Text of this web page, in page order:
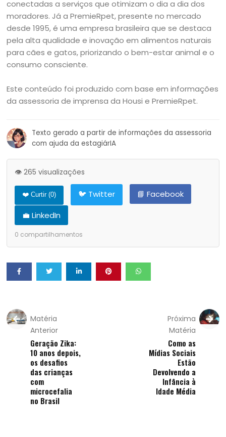
conectadas a serviços que otimizam o dia a dia dos
moradores. Já a PremieRpet, presente no mercado
desde 1995, é uma empresa brasileira que se destaca
pela alta qualidade e inovação em alimentos naturais
para cães e gatos, priorizando o bem-estar animal e o
consumo consciente.
Este conteúdo foi produzido com base em informações
da assessoria de imprensa da Housi e PremieRpet.
Texto gerado a partir de informações da assessoria
com ajuda da estagiárIA
👁️ 265 visualizações
❤️ Curtir (0) 🐦 Twitter
📘 Facebook
💼 LinkedIn
0 compartilhamentos
Matéria
Anterior
Geração Zika:
10 anos depois,
os desafios
das crianças
com
microcefalia
no Brasil
Próxima
Matéria
Como as
Mídias Sociais
Estão
Devolvendo a
Infância à
Idade Média